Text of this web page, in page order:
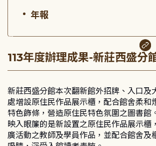
年報
:::
113年度辦理成果-新莊西盛分
新莊西盛分館本次翻新館外招牌、入口及
處增設原住民作品展示櫃，配合館舍柔和
特色飾條，營造原住民特色氛圍之圖書館
映入眼簾的是新設置之原住民作品展示櫃
廣活動之教師及學員作品，並配合館舍及